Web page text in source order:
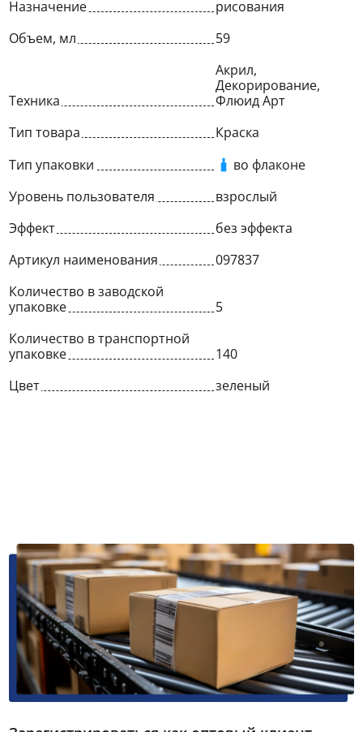
Назначение
рисования
Объем, мл
59
Техника
Акрил,
Декорирование,
Флюид Арт
Тип товара
Краска
Тип упаковки
во флаконе
Уровень пользователя
взрослый
Эффект
без эффекта
Артикул наименования
097837
Количество в заводской
упаковке
5
Количество в транспортной
упаковке
140
Цвет
зеленый